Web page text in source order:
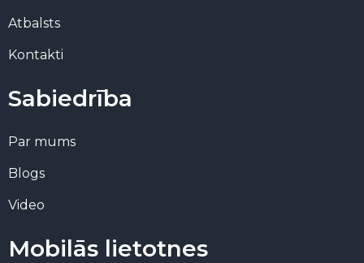
Atbalsts
Kontakti
Sabiedrība
Par mums
Blogs
Video
Mobilās lietotnes